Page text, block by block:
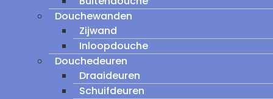
Douchewanden
Zijwand
Inloopdouche
Douchedeuren
Draaideuren
Schuifdeuren